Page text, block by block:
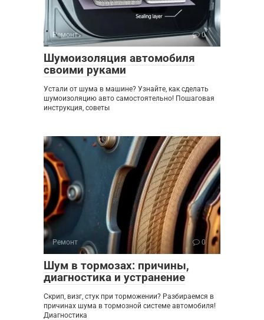
Ремонт 0
Шумоизоляция автомобиля
своими руками
Устали от шума в машине? Узнайте, как сделать
шумоизоляцию авто самостоятельно! Пошаговая
инструкция, советы
Ремонт 0
Шум в тормозах: причины,
диагностика и устранение
Скрип, визг, стук при торможении? Разбираемся в
причинах шума в тормозной системе автомобиля!
Диагностика